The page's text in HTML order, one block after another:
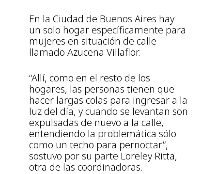
En la Ciudad de Buenos Aires hay
un solo hogar específicamente para
mujeres en situación de calle
llamado Azucena Villaflor.
“Allí, como en el resto de los
hogares, las personas tienen que
hacer largas colas para ingresar a la
luz del día, y cuando se levantan son
expulsadas de nuevo a la calle,
entendiendo la problemática sólo
como un techo para pernoctar”,
sostuvo por su parte Loreley Ritta,
otra de las coordinadoras.